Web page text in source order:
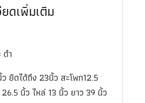
ดเพิ่มเติม
ำ
ยืดได้ถึง 23นิ้ว สะโพก12.5
นิ้ว ไหล่ 13 นิ้ว ยาว 39 นิ้ว